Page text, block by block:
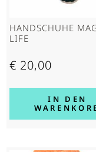
HAND­SCHUHE
LIFE
€ 20,00
IN DEN